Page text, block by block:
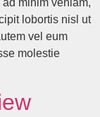
lobortis nisl ut
vel eum
molestie